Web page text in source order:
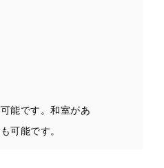
能です。和室があ
可能です。